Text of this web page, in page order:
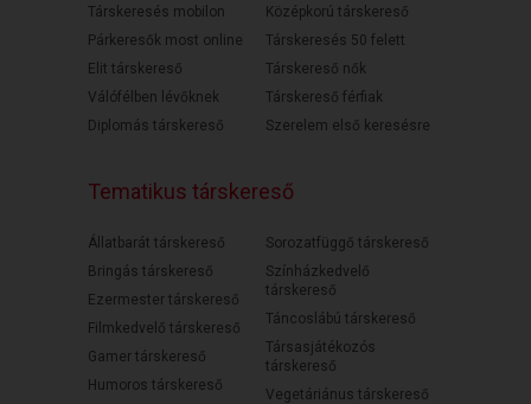
Társkeresés mobilon
Párkeresők most online
Elit társkereső
Válófélben lévőknek
Diplomás társkereső
Középkorú társkereső
Társkeresés 50 felett
Társkereső nők
Társkereső férfiak
Szerelem első keresésre
Tematikus társkereső
Állatbarát társkereső
Bringás társkereső
Ezermester társkereső
Filmkedvelő társkereső
Gamer társkereső
Humoros társkereső
Sorozatfüggő társkereső
Színházkedvelő
társkereső
Táncoslábú társkereső
Társasjátékozós
társkereső
Vegetáriánus társkereső